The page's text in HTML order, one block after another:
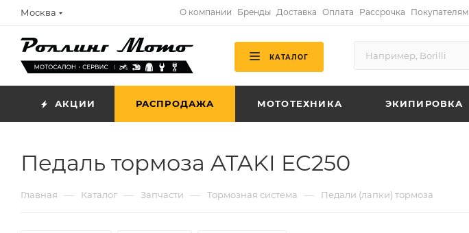
Москва О компании Бренды Доставка Оплата Рассрочка Покупателям
КАТАЛОГ
АКЦИИ РАСПРОДАЖА МОТОТЕХНИКА ЭКИПИРОВКА
Педаль тормоза ATAKI EC250
Главная — Каталог — Запчасти — Тормозная система — Педали (лапки) тормоза